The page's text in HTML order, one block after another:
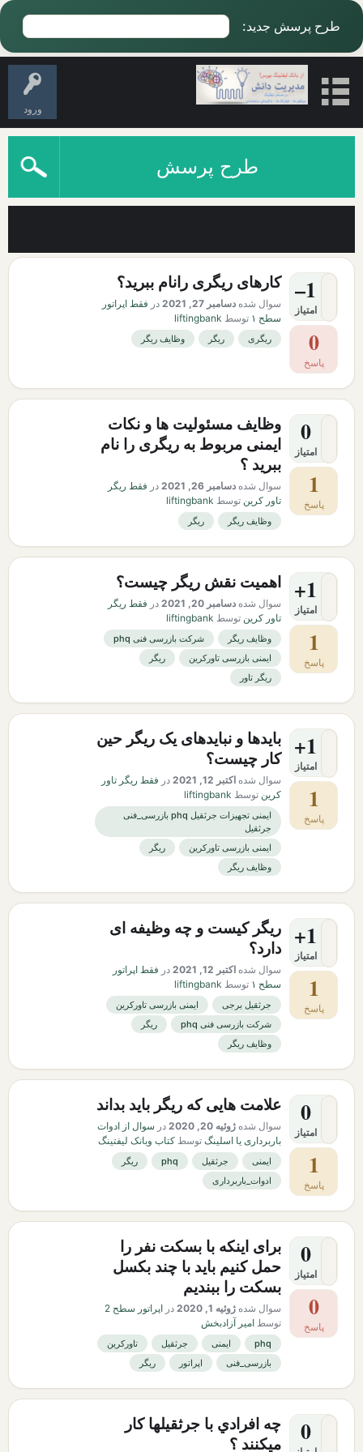
طرح پرسش جدید:
ورود
طرح پرسش
–1
امتیاز
0
پاسخ
کارهای ریگری رانام ببرید؟
سوال شده دسامبر 27, 2021 در فقط اپراتور
سطح ۱
توسط liftingbank
ریگری ریگر وظایف ریگر
0
امتیاز
1
پاسخ
وظایف مسئولیت ها و نکات
ایمنی مربوط به ریگری را نام
ببرید ؟
سوال شده دسامبر 26, 2021 در فقط ریگر
تاور کرین توسط liftingbank
وظایف ریگر ریگر
+1
امتیاز
1
پاسخ
اهمیت نقش ریگر چیست؟
سوال شده دسامبر 20, 2021 در فقط ریگر
تاور کرین توسط liftingbank
وظایف ریگر
شرکت بازرسی فنی phq
ایمنی بازرسی تاورکرین
ریگر
ریگر تاور
+1
امتیاز
1
پاسخ
بایدها و نبایدهای یک ریگر حین
کار چیست؟
سوال شده اکتبر 12, 2021 در فقط ریگر تاور
کرین توسط liftingbank
ایمنی تجهیزات جرثقیل phq بازرسی_فنی
جرثقیل
ایمنی بازرسی تاورکرین
ریگر
وظایف ریگر
+1
امتیاز
1
پاسخ
ریگر کیست و چه وظیفه ای
دارد؟
سوال شده اکتبر 12, 2021 در فقط اپراتور
سطح ۱
توسط liftingbank
جرثقیل برجی
ایمنی بازرسی تاورکرین
شرکت بازرسی فنی phq
ریگر
وظایف ریگر
0
امتیاز
1
پاسخ
علامت هایی که ریگر باید بداند
سوال شده ژوئیه 20, 2020 در سوال از ادوات
باربرداری یا اسلینگ توسط کتاب وبانک لیفتینگ
ایمنی جرثقیل phq
ریگر
ادوات_باربرداری
0
امتیاز
0
پاسخ
برای اینکه با بسکت نفر را
حمل کنیم باید با چند بکسل
بسکت را ببندیم
سوال شده ژوئیه 1, 2020 در اپراتور سطح 2
توسط امیر آزادبخش
phq ایمنی جرثقیل
تاورکرین
بازرسی_فنی
اپراتور ریگر
0
چه افرادي با جرثقيلها كار
ميكنند ؟